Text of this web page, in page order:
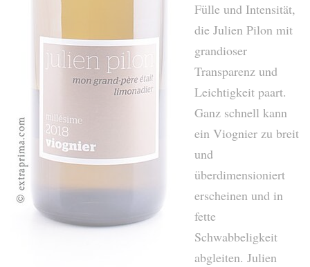
Fülle und Intensität,
die Julien Pilon mit
grandioser
Transparenz und
Leichtigkeit paart.
Ganz schnell kann
ein Viognier zu breit
und
überdimensioniert
erscheinen und in
fette
Schwabbeligkeit
abgleiten. Julien